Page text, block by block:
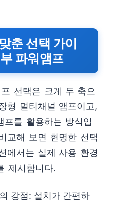
춘 선택 가이
파워앰프
선택은 크게 두 축으
형 멀티채널 앰프이고,
프를 활용하는 방식입
교해 보면 현명한 선택
에서는 실제 사용 환경
제시합니다.
강점: 설치가 간편하